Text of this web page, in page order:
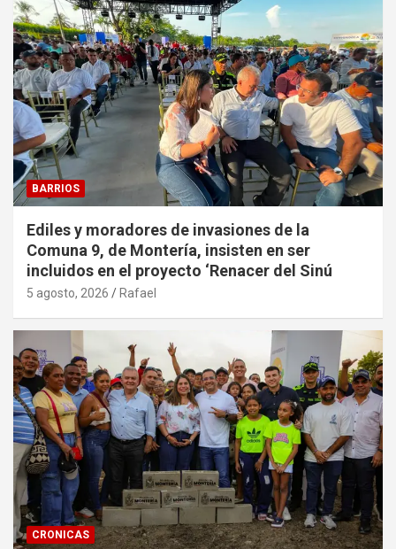
BARRIOS
Ediles y moradores de invasiones de la
Comuna 9, de Montería, insisten en ser
incluidos en el proyecto ‘Renacer del Sinú
5 agosto, 2026 Rafael
CRONICAS